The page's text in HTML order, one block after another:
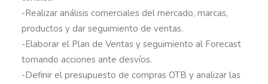
-Realizar análisis comerciales del mercado, marcas,
productos y dar seguimiento de ventas.
-Elaborar el Plan de Ventas y seguimiento al Forecast
tomando acciones ante desvíos.
-Definir el presupuesto de compras OTB y analizar las